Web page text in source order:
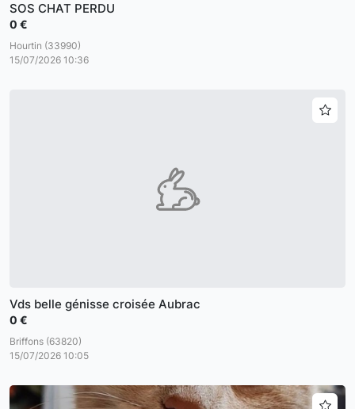
SOS CHAT PERDU
0 €
Hourtin (33990)
15/07/2026 10:36
Vds belle génisse croisée Aubrac
0 €
Briffons (63820)
15/07/2026 10:05